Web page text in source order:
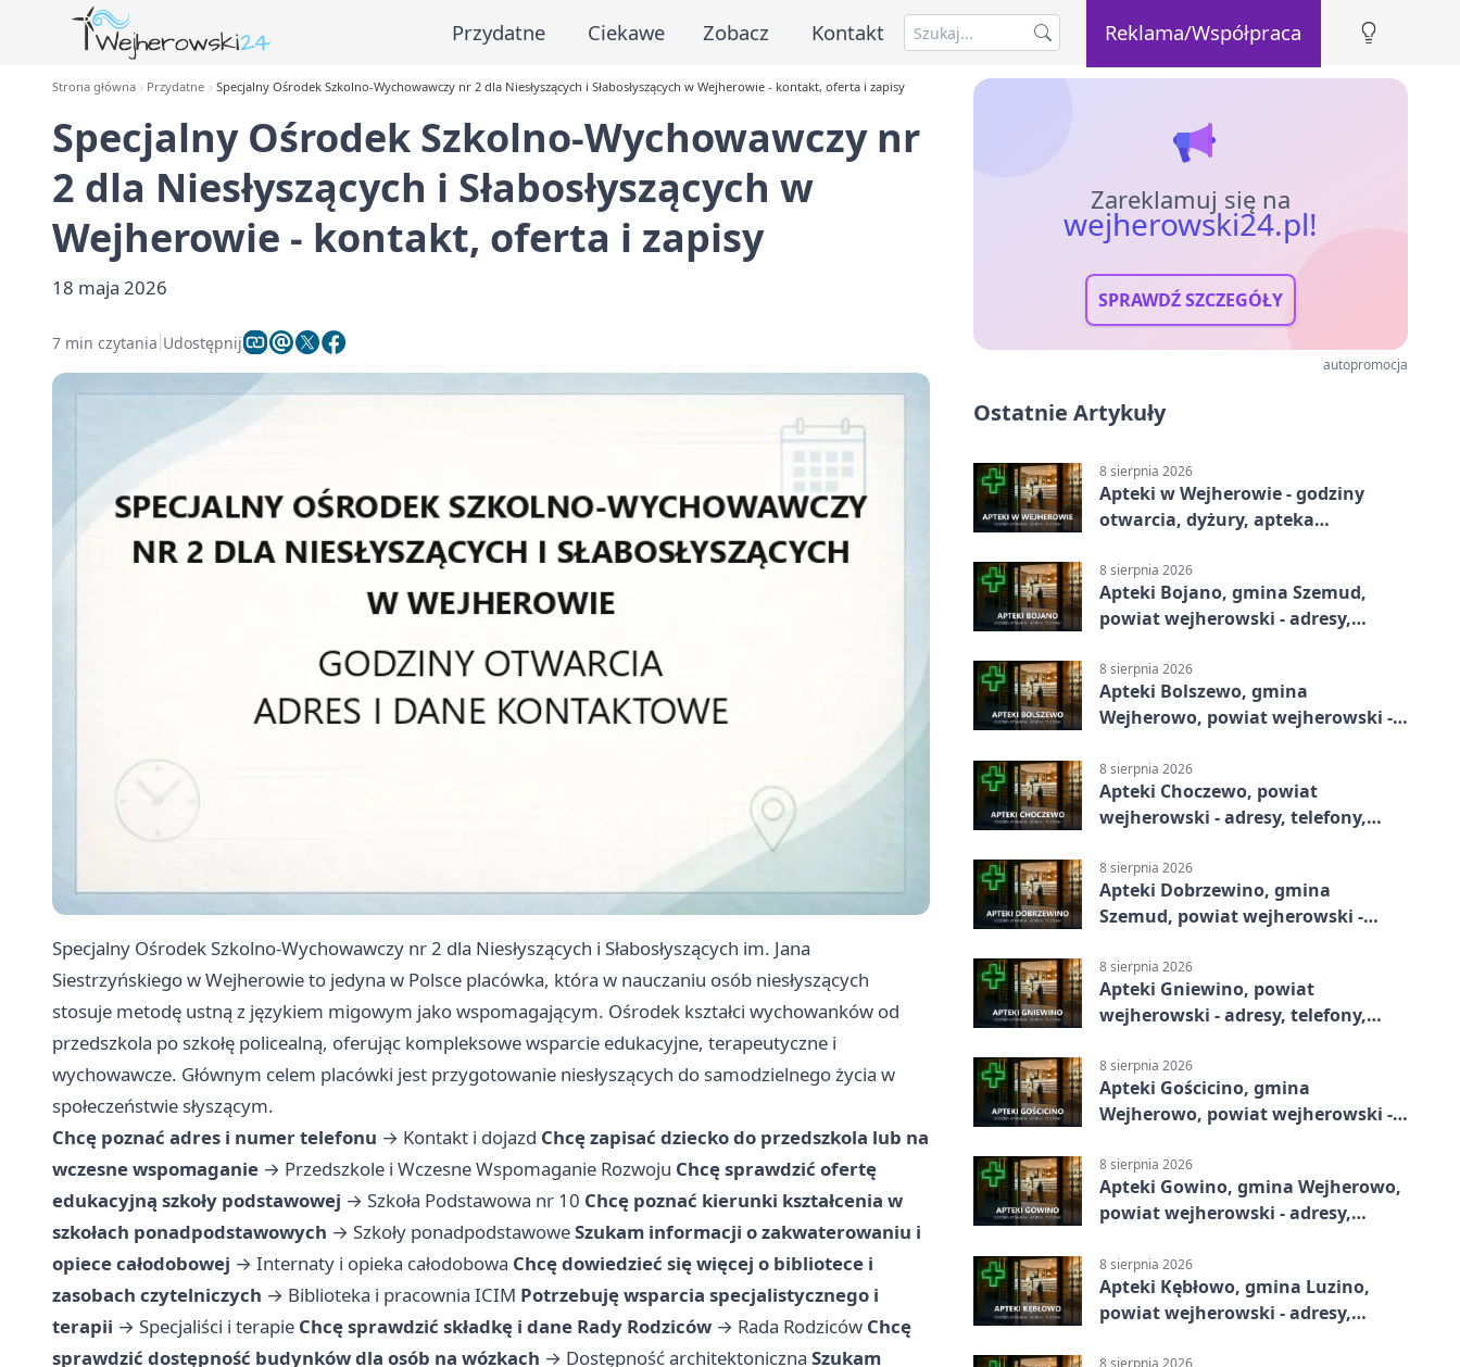
Przydatne Ciekawe Zobacz Kontakt Reklama/Współpraca
Strona główna Przydatne Specjalny Ośrodek Szkolno-Wychowawczy nr 2 dla Niesłyszących i Słabosłyszących w Wejherowie - kontakt, oferta i zapisy
Specjalny Ośrodek Szkolno-Wychowawczy nr
2 dla Niesłyszących i Słabosłyszących w
Wejherowie - kontakt, oferta i zapisy
18 maja 2026
7 min czytania Udostępnij
Specjalny Ośrodek Szkolno-Wychowawczy nr 2 dla Niesłyszących i Słabosłyszących im. Jana
Siestrzyńskiego w Wejherowie to jedyna w Polsce placówka, która w nauczaniu osób niesłyszących
stosuje metodę ustną z językiem migowym jako wspomagającym. Ośrodek kształci wychowanków od
przedszkola po szkołę policealną, oferując kompleksowe wsparcie edukacyjne, terapeutyczne i
wychowawcze. Głównym celem placówki jest przygotowanie niesłyszących do samodzielnego życia w
społeczeństwie słyszącym.
Chcę poznać adres i numer telefonu → Kontakt i dojazd Chcę zapisać dziecko do przedszkola lub na
wczesne wspomaganie → Przedszkole i Wczesne Wspomaganie Rozwoju Chcę sprawdzić ofertę
edukacyjną szkoły podstawowej → Szkoła Podstawowa nr 10 Chcę poznać kierunki kształcenia w
szkołach ponadpodstawowych → Szkoły ponadpodstawoweSzukam informacji o zakwaterowaniu i
opiece całodobowej → Internaty i opieka całodobowa Chcę dowiedzieć się więcej o bibliotece i
zasobach czytelniczych → Biblioteka i pracownia ICIM Potrzebuję wsparcia specjalistycznego i
terapii → Specjaliści i terapie Chcę sprawdzić składkę i dane Rady Rodziców → Rada Rodziców Chcę
sprawdzić dostępność budynków dla osób na wózkach → Dostępność architektoniczna Szukam
Zareklamuj się na
wejherowski24.pl!
SPRAWDŹ SZCZEGÓŁY
autopromocja
Ostatnie Artykuły
8 sierpnia 2026
Apteki w Wejherowie - godziny
otwarcia, dyżury, apteka
8 sierpnia 2026
Apteki Bojano, gmina Szemud,
powiat wejherowski - adresy,
8 sierpnia 2026
Apteki Bolszewo, gmina
Wejherowo, powiat wejherowski -
8 sierpnia 2026
Apteki Choczewo, powiat
wejherowski - adresy, telefony,
8 sierpnia 2026
Apteki Dobrzewino, gmina
Szemud, powiat wejherowski -
8 sierpnia 2026
Apteki Gniewino, powiat
wejherowski - adresy, telefony,
8 sierpnia 2026
Apteki Gościcino, gmina
Wejherowo, powiat wejherowski -
8 sierpnia 2026
Apteki Gowino, gmina Wejherowo,
powiat wejherowski - adresy,
8 sierpnia 2026
Apteki Kębłowo, gmina Luzino,
powiat wejherowski - adresy,
8 sierpnia 2026